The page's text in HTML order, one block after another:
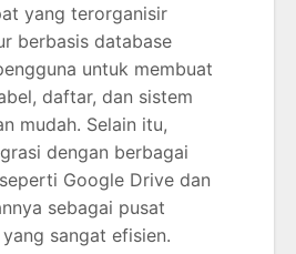
yang terorganisir
berbasis database
untuk membuat
daftar, dan sistem
mudah. Selain itu,
dengan berbagai
Google Drive dan
sebagai pusat
sangat efisien.